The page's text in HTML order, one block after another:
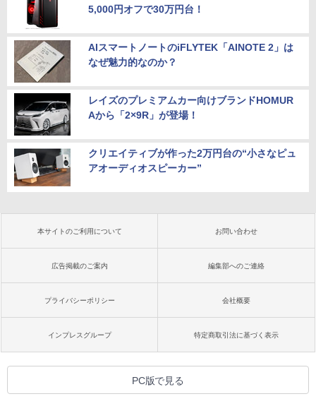
5,000円オフで30万円台！
AIスマートノートのiFLYTEK「AINOTE 2」は
なぜ魅力的なのか？
レイズのプレミアムカー向けブランドHOMUR
Aから「2×9R」が登場！
クリエイティブが作った2万円台の“小さなピュ
アオーディオスピーカー”
本サイトのご利用について お問い合わせ
広告掲載のご案内 編集部へのご連絡
プライバシーポリシー 会社概要
インプレスグループ 特定商取引法に基づく表示
PC版で見る